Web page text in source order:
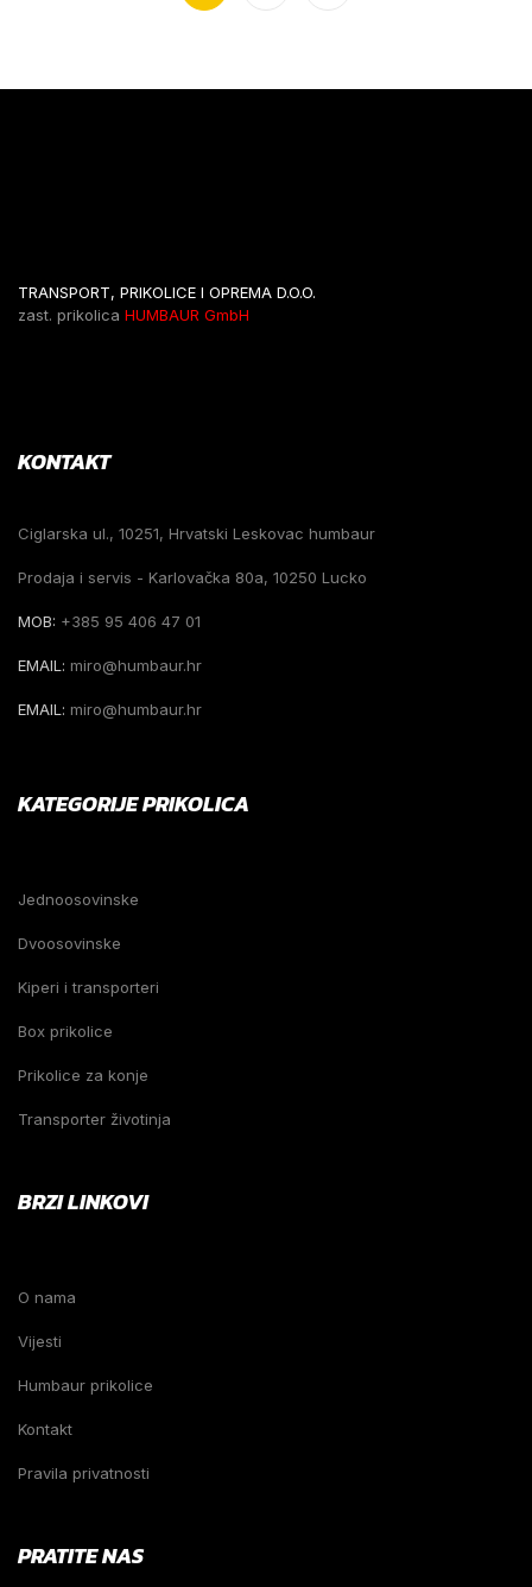
TRANSPORT, PRIKOLICE I OPREMA D.O.O.
zast. prikolica HUMBAUR GmbH
KONTAKT
Ciglarska ul., 10251, Hrvatski Leskovac humbaur
Prodaja i servis - Karlovačka 80a, 10250 Lucko
MOB: +385 95 406 47 01
EMAIL: miro@humbaur.hr
EMAIL: miro@humbaur.hr
KATEGORIJE PRIKOLICA
Jednoosovinske
Dvoosovinske
Kiperi i transporteri
Box prikolice
Prikolice za konje
Transporter životinja
BRZI LINKOVI
O nama
Vijesti
Humbaur prikolice
Kontakt
Pravila privatnosti
PRATITE NAS